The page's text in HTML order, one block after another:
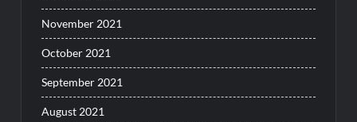
November 2021
October 2021
September 2021
August 2021